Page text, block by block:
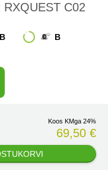
C02
B
Koos KMga 24%
69,50 €